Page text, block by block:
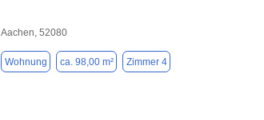
Aachen, 52080
Wohnung ca. 98,00 m² Zimmer 4